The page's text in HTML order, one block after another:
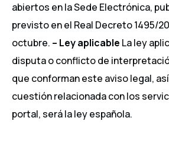
abiertos en la Sede Electrónica,
previsto en el Real Decreto 1495/
octubre. – Ley aplicable La ley
disputa o conflicto de
que conforman este aviso legal,
cuestión relacionada con los
portal, será la ley española.